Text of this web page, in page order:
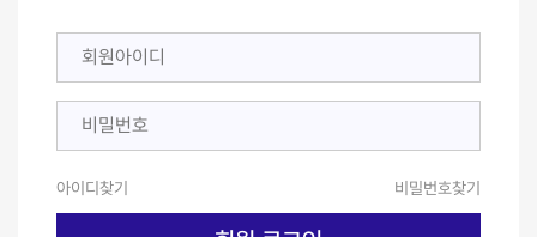
아이디찾기 비밀번호찾기